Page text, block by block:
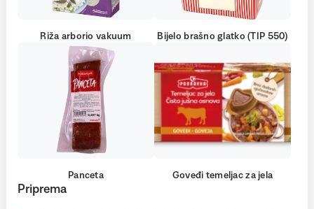
Riža arborio vakuum Bijelo brašno glatko (TIP 550)
Panceta Goveđi temeljac za jela
Priprema